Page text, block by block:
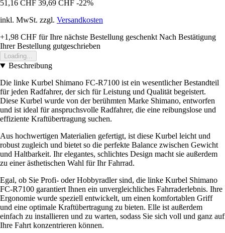
51,16 CHF 39,69 CHF -22%
inkl. MwSt. zzgl. Versandkosten
+1,98 CHF für Ihre nächste Bestellung geschenkt Nach Bestätigung
Ihrer Bestellung gutgeschrieben
Loading...
Beschreibung
Die linke Kurbel Shimano FC-R7100 ist ein wesentlicher Bestandteil
für jeden Radfahrer, der sich für Leistung und Qualität begeistert.
Diese Kurbel wurde von der berühmten Marke Shimano, entworfen
und ist ideal für anspruchsvolle Radfahrer, die eine reibungslose und
effiziente Kraftübertragung suchen.
Aus hochwertigen Materialien gefertigt, ist diese Kurbel leicht und
robust zugleich und bietet so die perfekte Balance zwischen Gewicht
und Haltbarkeit. Ihr elegantes, schlichtes Design macht sie außerdem
zu einer ästhetischen Wahl für Ihr Fahrrad.
Egal, ob Sie Profi- oder Hobbyradler sind, die linke Kurbel Shimano
FC-R7100 garantiert Ihnen ein unvergleichliches Fahrraderlebnis. Ihre
Ergonomie wurde speziell entwickelt, um einen komfortablen Griff
und eine optimale Kraftübertragung zu bieten. Elle ist außerdem
einfach zu installieren und zu warten, sodass Sie sich voll und ganz auf
Ihre Fahrt konzentrieren können.